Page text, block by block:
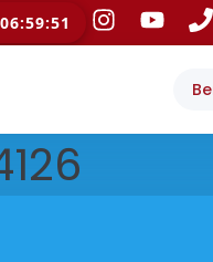
06:59:51